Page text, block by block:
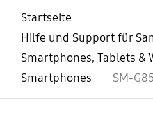
Startseite
Hilfe und Support für
Smartphones, Tablets &
Smartphones
SM-